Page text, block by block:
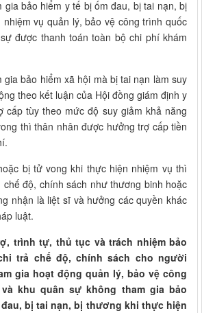
gia bảo hiểm y tế bị ốm đau, bị tai nạn, bị
vụ quản lý, bảo vệ công trình quốc
được thanh toán toàn bộ chi phí khám
gia bảo hiểm xã hội mà bị tai nạn làm suy
theo kết luận của Hội đồng giám định y
cấp tùy theo mức độ suy giảm khả năng
thì thân nhân được hưởng trợ cấp tiền
bị tử vong khi thực hiện nhiệm vụ thì
độ, chính sách như thương binh hoặc
nhận là liệt sĩ và hưởng các quyền khác
luật.
trình tự, thủ tục và trách nhiệm bảo
trả chế độ, chính sách cho người
gia hoạt động quản lý, bảo vệ công
khu quân sự không tham gia bảo
đau, bị tai nạn, bị thương khi thực hiện